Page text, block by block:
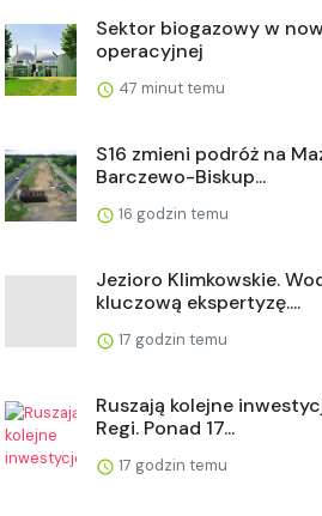
Sektor biogazowy w
operacyjnej
47 minut temu
S16 zmieni podróż na
Barczewo-Biskup...
16 godzin temu
Jezioro Klimkowskie.
kluczową ekspertyzę....
17 godzin temu
Ruszają kolejne
Regi. Ponad 17...
17 godzin temu